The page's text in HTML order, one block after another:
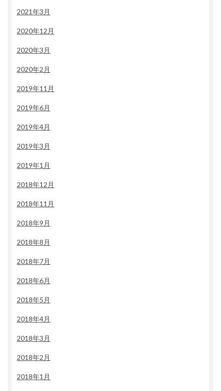
2021年3月
2020年12月
2020年3月
2020年2月
2019年11月
2019年6月
2019年4月
2019年3月
2019年1月
2018年12月
2018年11月
2018年9月
2018年8月
2018年7月
2018年6月
2018年5月
2018年4月
2018年3月
2018年2月
2018年1月